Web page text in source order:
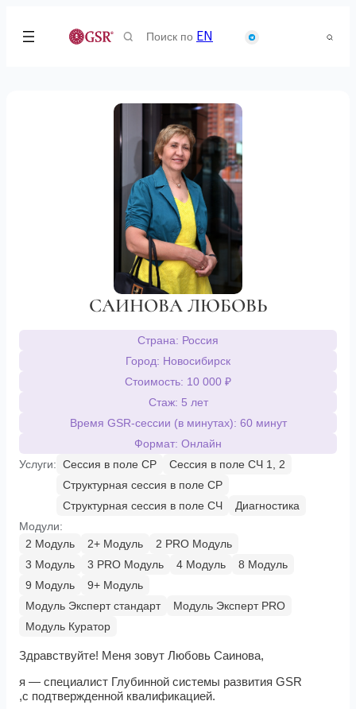
for:
EN
САИНОВА ЛЮБОВЬ
Страна: Россия
Город: Новосибирск
Стоимость: 10 000 ₽
Стаж: 5 лет
Время GSR-сессии (в минутах): 60 минут
Формат: Онлайн
Услуги: Сессия в поле СР
Сессия в поле СЧ 1, 2
Структурная сессия в поле СР
Структурная сессия в поле СЧ
Диагностика
Модули:
2 Модуль
2+ Модуль
2 PRO Модуль
3 Модуль
3 PRO Модуль 4 Модуль
8 Модуль
9 Модуль
9+ Модуль
Модуль Эксперт стандарт
Модуль Эксперт PRO
Модуль Куратор
Здравствуйте! Меня зовут Любовь Саинова,
я — специалист Глубинной системы развития GSR
,с подтвержденной квалификацией.